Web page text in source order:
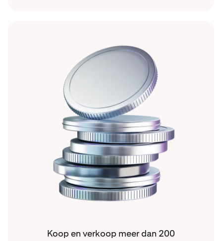
Koop en verkoop meer dan 200